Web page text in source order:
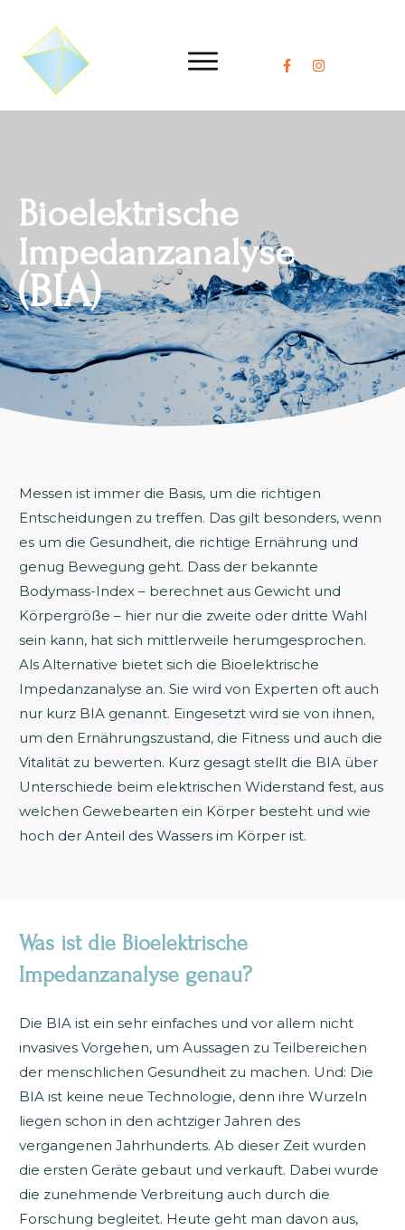
Bioelektrische
Impedanzanalyse
(BIA)
Messen ist immer die Basis, um die richtigen
Entscheidungen zu treffen. Das gilt besonders, wenn
es um die Gesundheit, die richtige Ernährung und
genug Bewegung geht. Dass der bekannte
Bodymass-Index – berechnet aus Gewicht und
Körpergröße – hier nur die zweite oder dritte Wahl
sein kann, hat sich mittlerweile herumgesprochen.
Als Alternative bietet sich die Bioelektrische
Impedanzanalyse an. Sie wird von Experten oft auch
nur kurz BIA genannt. Eingesetzt wird sie von ihnen,
um den Ernährungszustand, die Fitness und auch die
Vitalität zu bewerten. Kurz gesagt stellt die BIA über
Unterschiede beim elektrischen Widerstand fest, aus
welchen Gewebearten ein Körper besteht und wie
hoch der Anteil des Wassers im Körper ist.
Was ist die Bioelektrische
Impedanzanalyse genau?
Die BIA ist ein sehr einfaches und vor allem nicht
invasives Vorgehen, um Aussagen zu Teilbereichen
der menschlichen Gesundheit zu machen. Und: Die
BIA ist keine neue Technologie, denn ihre Wurzeln
liegen schon in den achtziger Jahren des
vergangenen Jahrhunderts. Ab dieser Zeit wurden
die ersten Geräte gebaut und verkauft. Dabei wurde
die zunehmende Verbreitung auch durch die
Forschung begleitet. Heute geht man davon aus,